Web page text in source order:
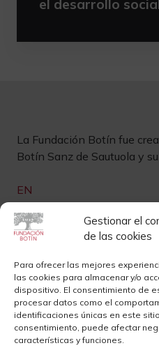
Gestionar el
de las cookies
Para ofrecer las mejores
las cookies para almacenar y/o
dispositivo. El consentimiento de
procesar datos como el
identificaciones únicas en este
consentimiento, puede afectar
características y funciones.
el desarrollo
La Fundación Botín fue
Botín Sanz de Sautuola y
EN
Links de interés
Contacto
Sedes
Sala de Prensa